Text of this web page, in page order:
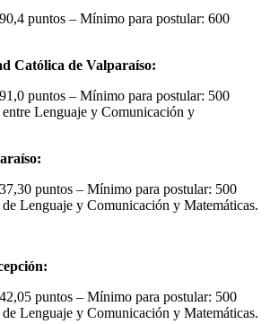
puntos – Mínimo para postular: 600
Católica de Valparaíso:
puntos – Mínimo para postular: 500
Lenguaje y Comunicación y
puntos – Mínimo para postular: 500
Lenguaje y Comunicación y Matemáticas.
puntos – Mínimo para postular: 500
Lenguaje y Comunicación y Matemáticas.